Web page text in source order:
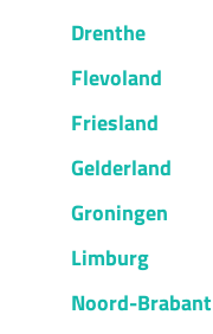
Drenthe
Flevoland
Friesland
Gelderland
Groningen
Limburg
Noord-Brabant